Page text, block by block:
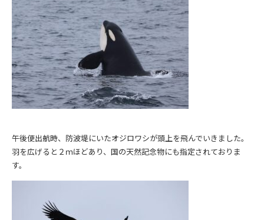
午後便出航時、防波堤にいたオジロワシが頭上を飛んでいきました。
羽を広げると２ｍほどあり、国の天然記念物にも指定されておりま
す。